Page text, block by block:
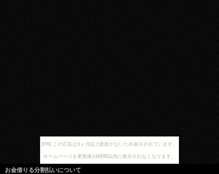
[PR] この広告は3ヶ月以上更新がないため表示されています。
ホームページを更新後24時間以内に表示されなくなります。
お金借りる分割払いについて